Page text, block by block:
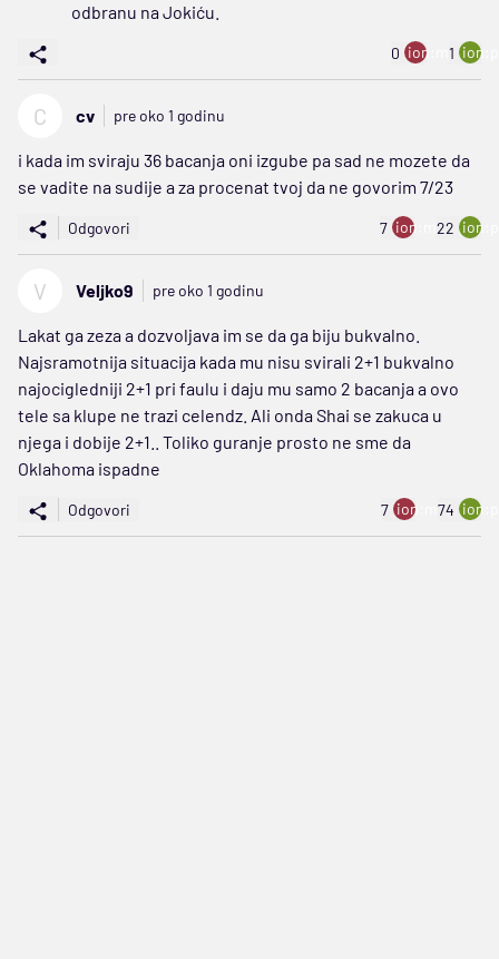
odbranu na Jokiću.
0 ion:minus
1
C cv pre oko 1 godinu
i kada im sviraju 36 bacanja oni izgube pa sad ne mozete da
se vadite na sudije a za procenat tvoj da ne govorim 7/23
Odgovori 7 ion:minus
22
V Veljko9 pre oko 1 godinu
Lakat ga zeza a dozvoljava im se da ga biju bukvalno.
Najsramotnija situacija kada mu nisu svirali 2+1 bukvalno
najocigledniji 2+1 pri faulu i daju mu samo 2 bacanja a ovo
tele sa klupe ne trazi celendz. Ali onda Shai se zakuca u
njega i dobije 2+1.. Toliko guranje prosto ne sme da
Oklahoma ispadne
Odgovori 7 ion:minus
74